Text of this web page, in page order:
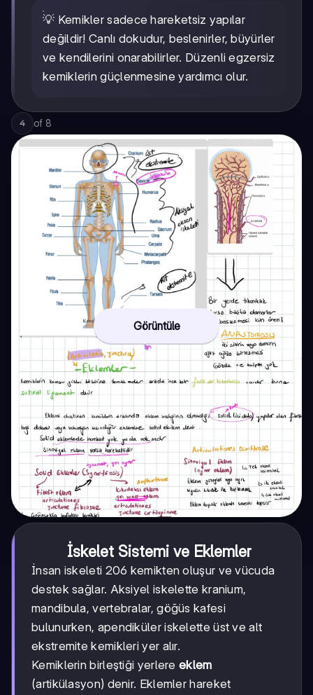
💡 Kemikler sadece hareketsiz yapılar
değildir! Canlı dokudur, beslenirler, büyürler
ve kendilerini onarabilirler. Düzenli egzersiz
kemiklerin güçlenmesine yardımcı olur.
4 of 8
Görüntüle
İskelet Sistemi ve Eklemler
İnsan iskeleti 206 kemikten oluşur ve vücuda
destek sağlar. Aksiyel iskelette kranium,
mandibula, vertebralar, göğüs kafesi
bulunurken, apendiküler iskelette üst ve alt
ekstremite kemikleri yer alır.
Kemiklerin birleştiği yerlere eklem
(artikülasyon) denir. Eklemler hareket